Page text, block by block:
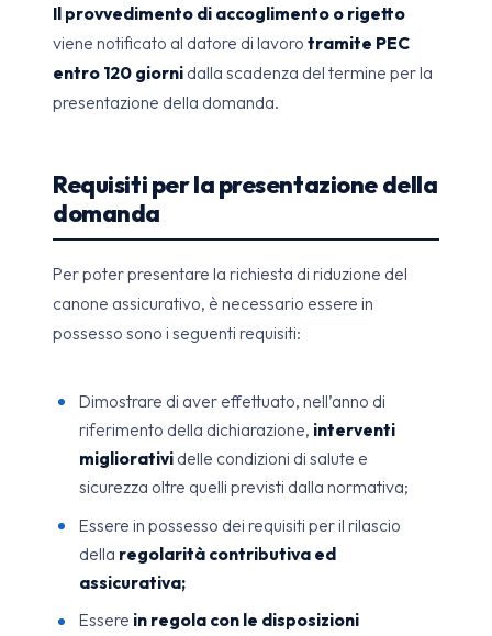
Il provvedimento di accoglimento o rigetto
viene notificato al datore di lavoro tramite PEC
entro 120 giorni dalla scadenza del termine per la
presentazione della domanda.
Requisiti per la presentazione della
domanda
Per poter presentare la richiesta di riduzione del
canone assicurativo, è necessario essere in
possesso sono i seguenti requisiti:
Dimostrare di aver effettuato, nell’anno di
riferimento della dichiarazione, interventi
migliorativi delle condizioni di salute e
sicurezza oltre quelli previsti dalla normativa;
Essere in possesso dei requisiti per il rilascio
della regolarità contributiva ed
assicurativa;
Essere in regola con le disposizioni